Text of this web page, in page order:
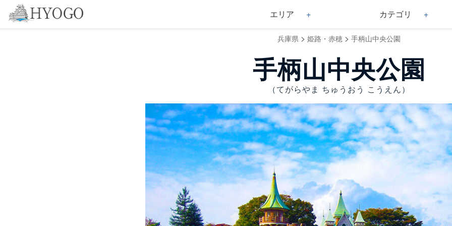
エリア カテゴリ
兵庫県 > 姫路・赤穂 > 手柄山中央公園
手柄山中央公園
（てがらやま ちゅうおう こうえん）